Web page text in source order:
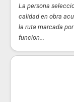
La persona
calidad en obra
la ruta marcada
funcion...